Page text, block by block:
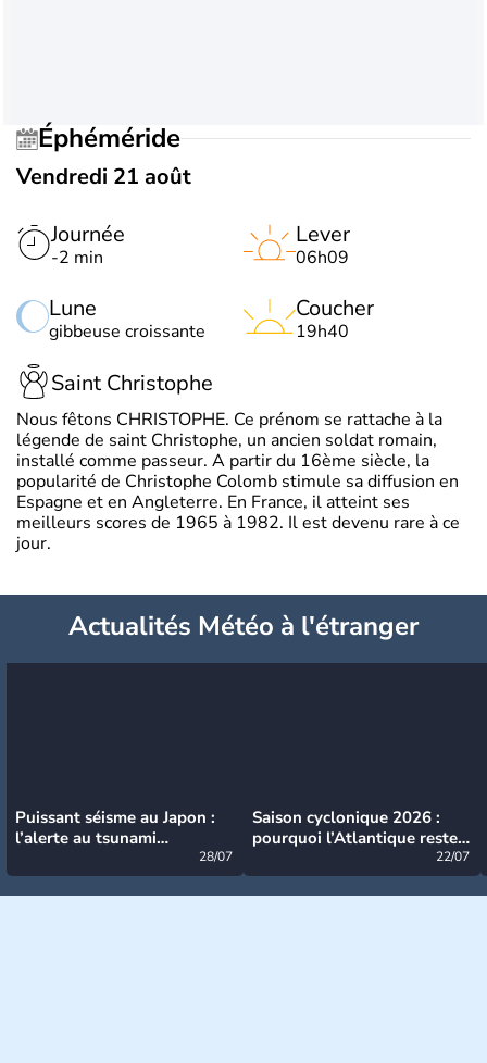
Éphéméride
Vendredi 21 août
Journée
-2 min
Lune
gibbeuse croissante
Lever
06h09
Coucher
19h40
Saint Christophe
Nous fêtons CHRISTOPHE. Ce prénom se rattache à la
légende de saint Christophe, un ancien soldat romain,
installé comme passeur. A partir du 16ème siècle, la
popularité de Christophe Colomb stimule sa diffusion en
Espagne et en Angleterre. En France, il atteint ses
meilleurs scores de 1965 à 1982. Il est devenu rare à ce
jour.
Actualités Météo à l'étranger
Puissant séisme au Japon :
l’alerte au tsunami
28/07
Saison cyclonique 2026 :
pourquoi l’Atlantique reste
22/07